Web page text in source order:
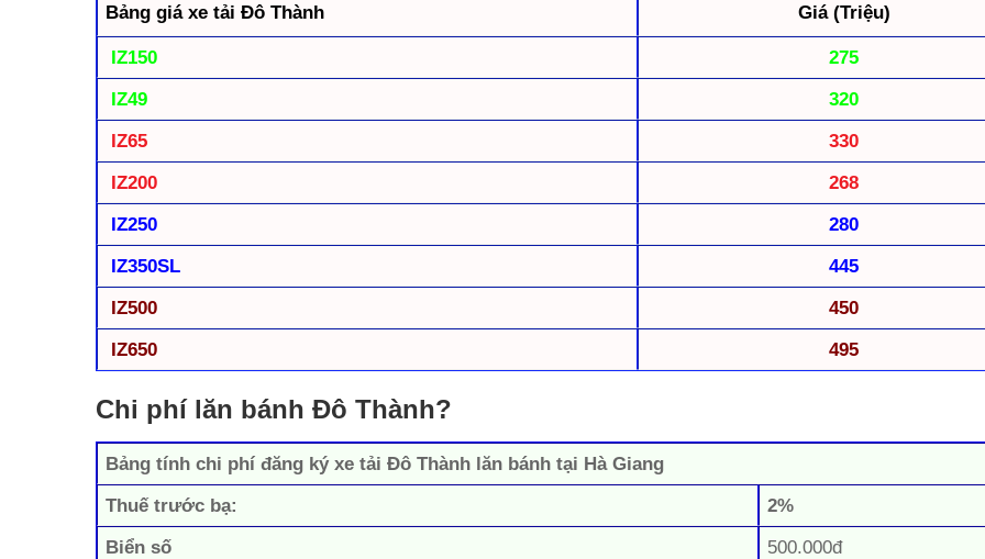
Bảng giá xe tải Đô Thành Giá (Triệu)
IZ150
275
IZ49
320
IZ65
330
IZ200
268
IZ250
280
IZ350SL
445
IZ500
450
IZ650
495
Chi phí lăn bánh Đô Thành?
Bảng tính chi phí đăng ký xe tải Đô Thành lăn bánh tại Hà Giang
Thuế trước bạ:
2%
Biển số
500.000đ